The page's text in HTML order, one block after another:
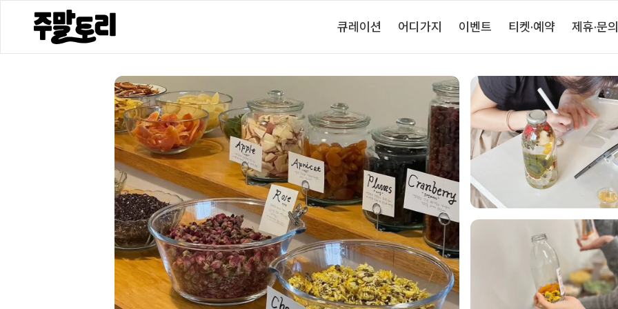
큐레이션 어디가지 이벤트 티켓·예약 제휴·문